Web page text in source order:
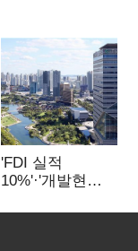
'FDI 실적
10%'·'개발현안
인천경제청장